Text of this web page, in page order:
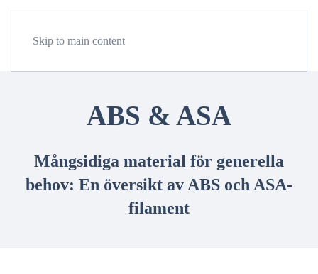
Skip to main content
ABS & ASA
Mångsidiga material för generella
behov: En översikt av ABS och ASA-
filament